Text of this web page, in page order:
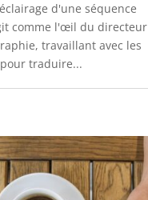
d'une séquence
comme l'œil du directeur
travaillant avec les
traduire...